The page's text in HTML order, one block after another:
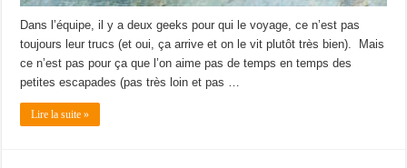
Dans l’équipe, il y a deux geeks pour qui le voyage, ce n’est pas
toujours leur trucs (et oui, ça arrive et on le vit plutôt très bien). Mais
ce n’est pas pour ça que l’on aime pas de temps en temps des
petites escapades (pas très loin et pas …
Lire la suite »